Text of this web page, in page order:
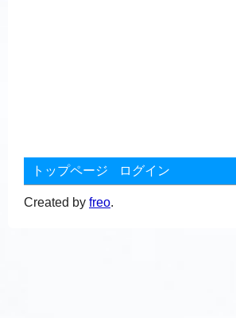
トップページ ログイン
Created by freo.